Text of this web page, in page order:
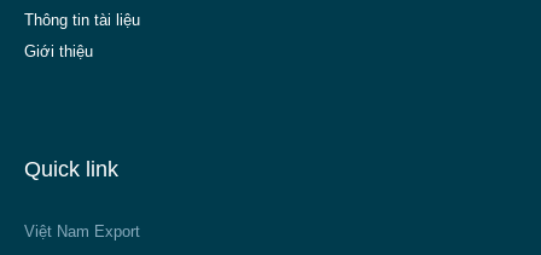
Thông tin tài liệu
Giới thiệu
Quick link
Việt Nam Export